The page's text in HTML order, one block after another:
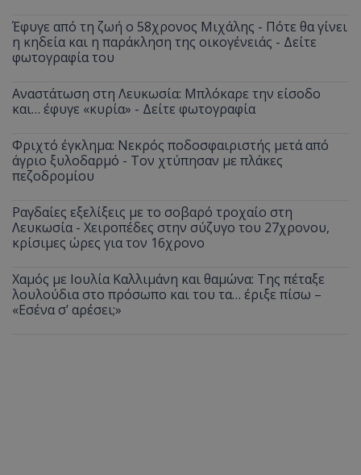
Έφυγε από τη ζωή ο 58χρονος Μιχάλης - Πότε θα γίνει
η κηδεία και η παράκληση της οικογένειάς - Δείτε
φωτογραφία του
Αναστάτωση στη Λευκωσία: Μπλόκαρε την είσοδο
και… έφυγε «κυρία» - Δείτε φωτογραφία
Φριχτό έγκλημα: Νεκρός ποδοσφαιριστής μετά από
άγριο ξυλοδαρμό - Τον χτύπησαν με πλάκες
πεζοδρομίου
Ραγδαίες εξελίξεις με το σοβαρό τροχαίο στη
Λευκωσία - Χειροπέδες στην σύζυγο του 27χρονου,
κρίσιμες ώρες για τον 16χρονο
Χαμός με Ιουλία Καλλιμάνη και θαμώνα: Της πέταξε
λουλούδια στο πρόσωπο και του τα… έριξε πίσω –
«Εσένα σ’ αρέσει;»